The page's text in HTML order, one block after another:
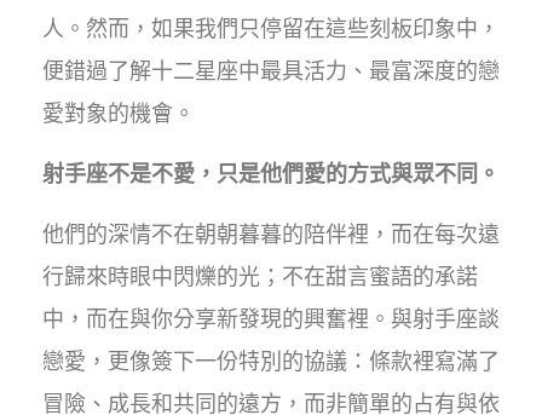
人。然而，如果我們只停留在這些刻板印象中，
便錯過了解十二星座中最具活力、最富深度的戀
愛對象的機會。
射手座不是不愛，只是他們愛的方式與眾不同。
他們的深情不在朝朝暮暮的陪伴裡，而在每次遠
行歸來時眼中閃爍的光；不在甜言蜜語的承諾
中，而在與你分享新發現的興奮裡。與射手座談
戀愛，更像簽下一份特別的協議：條款裡寫滿了
冒險、成長和共同的遠方，而非簡單的占有與依